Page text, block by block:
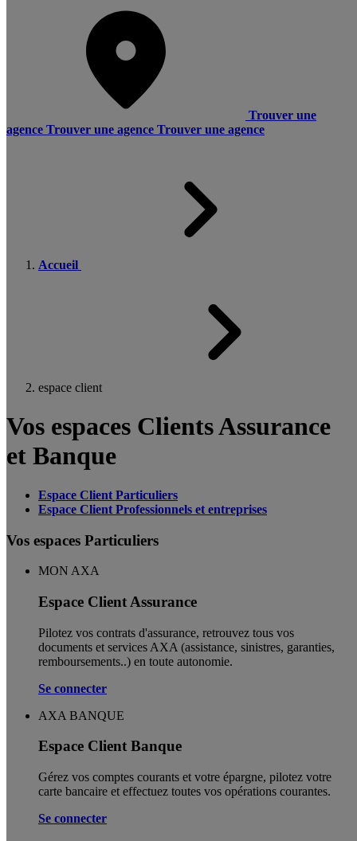
Trouver une
agence Trouver une agence Trouver une agence
Accueil
espace client
Vos espaces Clients Assurance
et Banque
Espace Client Particuliers
Espace Client Professionnels et entreprises
Vos espaces Particuliers
MON AXA
Espace Client Assurance
Pilotez vos contrats d'assurance, retrouvez tous vos
documents et services AXA (assistance, sinistres, garanties,
remboursements..) en toute autonomie. ​
Se connecter
AXA BANQUE
Espace Client Banque
Gérez vos comptes courants et votre épargne, pilotez votre
carte bancaire et effectuez toutes vos opérations courantes.
Se connecter